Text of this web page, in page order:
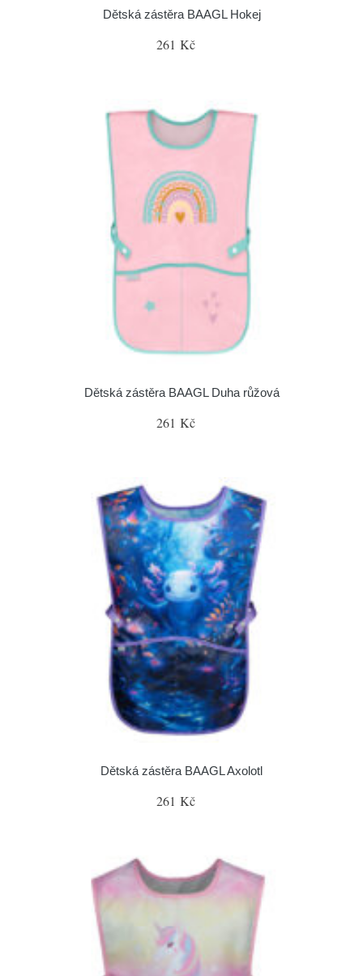
Dětská zástěra BAAGL Hokej
261 Kč
Dětská zástěra BAAGL Duha růžová
261 Kč
Dětská zástěra BAAGL Axolotl
261 Kč